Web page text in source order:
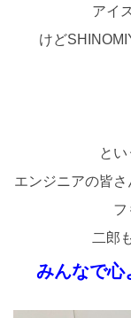
アイ
けど
と
エンジニアの皆
フ
二郎
みんなで心